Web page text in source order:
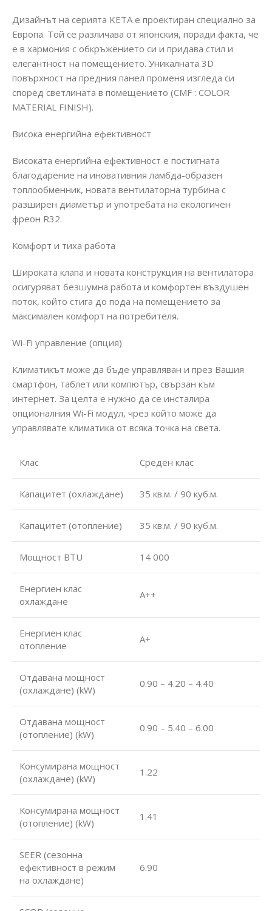
Дизайнът на серията KETA е проектиран специално за
Европа. Той се различава от японския, поради факта, че
е в хармония с обкръжението си и придава стил и
елегантност на помещението. Уникалнaта 3D
повърхност на предния панел променя изгледа си
според светлината в помещението (CMF : COLOR
MATERIAL FINISH).
Висока енергийна ефективност
Високата енергийна ефективност е постигнатa
благодарение на иновативния ламбда-образен
топлообменник, новата вентилаторна турбина с
разширен диаметър и употребата на екологичен
фреон R32.
Комфорт и тиха работа
Широката клапа и новата конструкция на вентилатора
осигуряват безшумна работа и комфортен въздушен
поток, който стига до пода на помещението за
максимален комфорт на потребителя.
Wi-Fi управление (опция)
Климатикът може да бъде управляван и през Вашия
смартфон, таблет или компютър, свързан към
интернет. За целта е нужно да се инсталира
опционалния Wi-Fi модул, чрез който може да
управлявате климатика от всяка точка на света.
Клас Среден клас
Капацитет (охлаждане) 35 кв.м. / 90 куб.м.
Капацитет (отопление) 35 кв.м. / 90 куб.м.
Мощност BTU 14 000
Енергиен клас
охлаждане
А++
Енергиен клас
отопление
А+
Отдавана мощност
(охлаждане) (kW)
0.90 – 4.20 – 4.40
Отдавана мощност
(отопление) (kW)
0.90 – 5.40 – 6.00
Консумирана мощност
(охлаждане) (kW)
1.22
Консумирана мощност
(отопление) (kW)
1.41
SEER (сезонна
ефективност в режим
на охлаждане)
6.90